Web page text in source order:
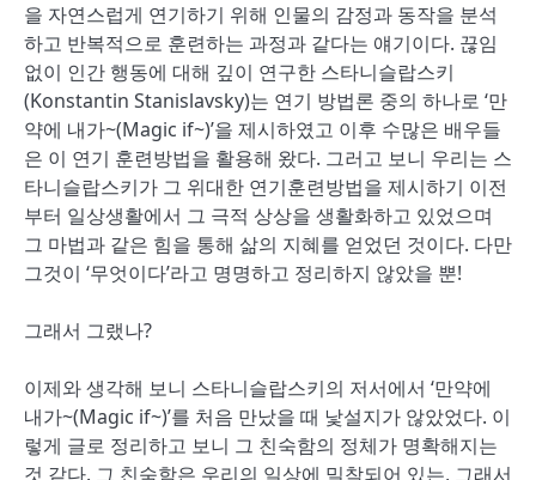
을 자연스럽게 연기하기 위해 인물의 감정과 동작을 분석
하고 반복적으로 훈련하는 과정과 같다는 얘기이다. 끊임
없이 인간 행동에 대해 깊이 연구한 스타니슬랍스키
(Konstantin Stanislavsky)는 연기 방법론 중의 하나로 ‘만
약에 내가~(Magic if~)’을 제시하였고 이후 수많은 배우들
은 이 연기 훈련방법을 활용해 왔다. 그러고 보니 우리는 스
타니슬랍스키가 그 위대한 연기훈련방법을 제시하기 이전
부터 일상생활에서 그 극적 상상을 생활화하고 있었으며
그 마법과 같은 힘을 통해 삶의 지혜를 얻었던 것이다. 다만
그것이 ‘무엇이다’라고 명명하고 정리하지 않았을 뿐!
그래서 그랬나?
이제와 생각해 보니 스타니슬랍스키의 저서에서 ‘만약에
내가~(Magic if~)’를 처음 만났을 때 낯설지가 않았었다. 이
렇게 글로 정리하고 보니 그 친숙함의 정체가 명확해지는
것 같다. 그 친숙함은 우리의 일상에 밀착되어 있는, 그래서